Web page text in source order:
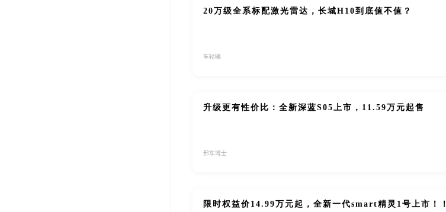
20万级全系标配激光雷达，长城H10到底值不值？
车轱辘
升级更有性价比：全新深蓝S05上市，11.59万元起售
邢车博士
限时权益价14.99万元起，全新一代smart精灵1号上市！！